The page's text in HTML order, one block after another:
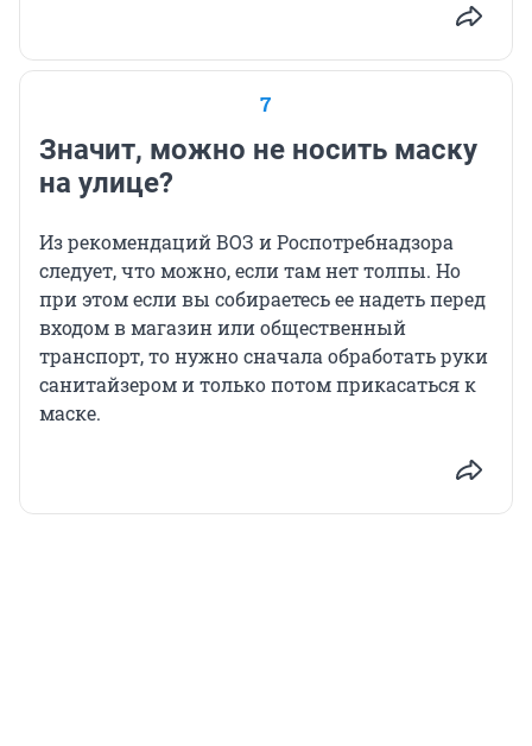
7
Значит, можно не носить маску
на улице?
Из рекомендаций ВОЗ и Роспотребнадзора
следует, что можно, если там нет толпы. Но
при этом если вы собираетесь ее надеть перед
входом в магазин или общественный
транспорт, то нужно сначала обработать руки
санитайзером и только потом прикасаться к
маске.